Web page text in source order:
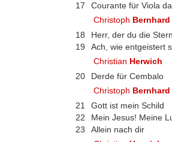
17
Courante für Viola
Christoph Bernhard
18
Herr, der du die
19
Ach, wie entgeistert
Christian Herwich
20
Derde für Cembalo
Christoph Bernhard
21
Gott ist mein Schild
22
Mein Jesus! Meine
23
Allein nach dir